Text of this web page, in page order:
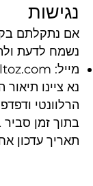
נגישות
אם נתקלתם
נשמח לדעת
מייל:
נא ציינו
הרלוונטי
בתוך זמן
תאריך עדכון אחרון: 20/